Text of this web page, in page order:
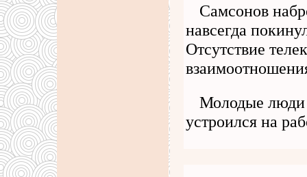
Самсонов
навсегда
Отсутствие
Молодые люди
устроился на